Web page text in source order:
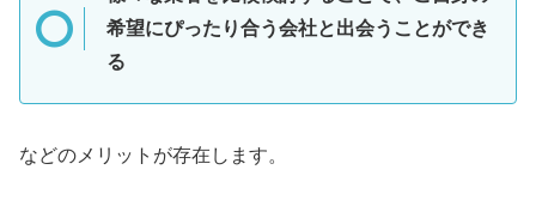
希望にぴったり合う会社と出会うことができ
る
などのメリットが存在します。